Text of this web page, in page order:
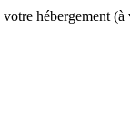
hébergement